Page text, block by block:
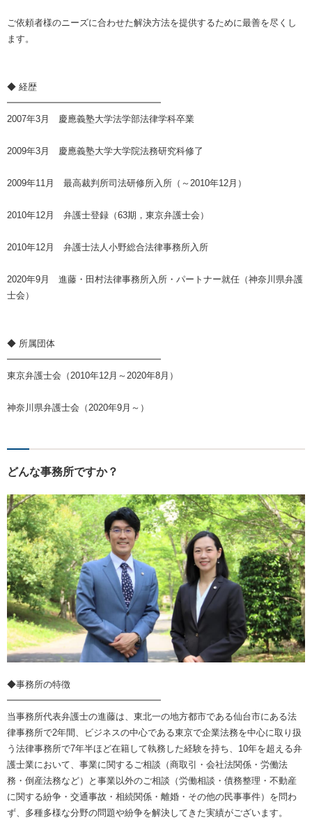
ご依頼者様のニーズに合わせた解決方法を提供するために最善を尽くし
ます。
◆ 経歴
━━━━━━━━━━━━━━━━━
2007年3月 慶應義塾大学法学部法律学科卒業
2009年3月 慶應義塾大学大学院法務研究科修了
2009年11月 最高裁判所司法研修所入所（～2010年12月）
2010年12月 弁護士登録（63期，東京弁護士会）
2010年12月 弁護士法人小野総合法律事務所入所
2020年9月 進藤・田村法律事務所入所・パートナー就任（神奈川県弁護
士会）
◆ 所属団体
━━━━━━━━━━━━━━━━━
東京弁護士会（2010年12月～2020年8月）
神奈川県弁護士会（2020年9月～）
どんな事務所ですか？
◆事務所の特徴
━━━━━━━━━━━━━━━━━
当事務所代表弁護士の進藤は、東北一の地方都市である仙台市にある法
律事務所で2年間、ビジネスの中心である東京で企業法務を中心に取り扱
う法律事務所で7年半ほど在籍して執務した経験を持ち、10年を超える弁
護士業において、事業に関するご相談（商取引・会社法関係・労働法
務・倒産法務など）と事業以外のご相談（労働相談・債務整理・不動産
に関する紛争・交通事故・相続関係・離婚・その他の民事事件）を問わ
ず、多種多様な分野の問題や紛争を解決してきた実績がございます。